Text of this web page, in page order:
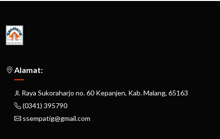
Alamat:
Jl. Raya Sukoraharjo no. 60 Kepanjen, Kab. Malang, 65163
(0341) 395790
ssempatig@gmail.com